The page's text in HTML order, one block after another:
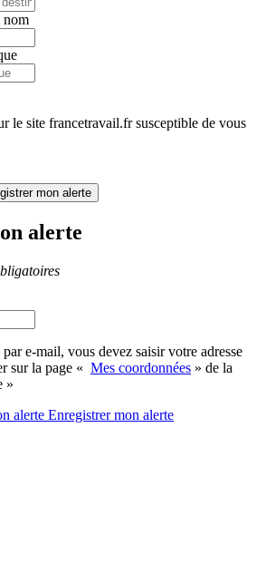
nom
le site francetravail.fr susceptible de vous
mon alerte
alerte
e-mail, vous devez saisir votre adresse
sur la page « Mes coordonnées » de la
»
alerte Enregistrermon alerte